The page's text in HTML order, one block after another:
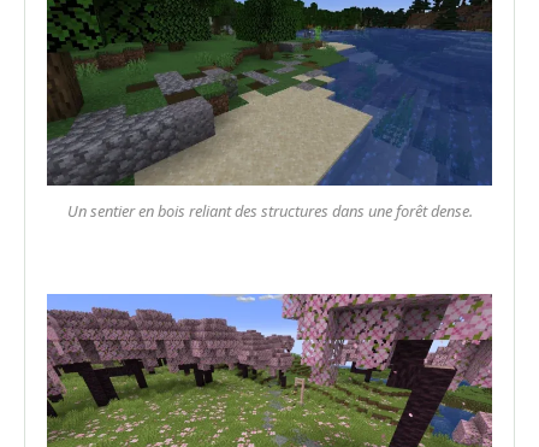
Un sentier en bois reliant des structures dans une forêt dense.